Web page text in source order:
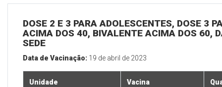
DOSE 2 E 3 PARA ADOLESCENTES, DOSE 3
ACIMA DOS 40, BIVALENTE ACIMA DOS 60,
SEDE
Data de Vacinação: 19 de abril de 2023
Unidade Vacina